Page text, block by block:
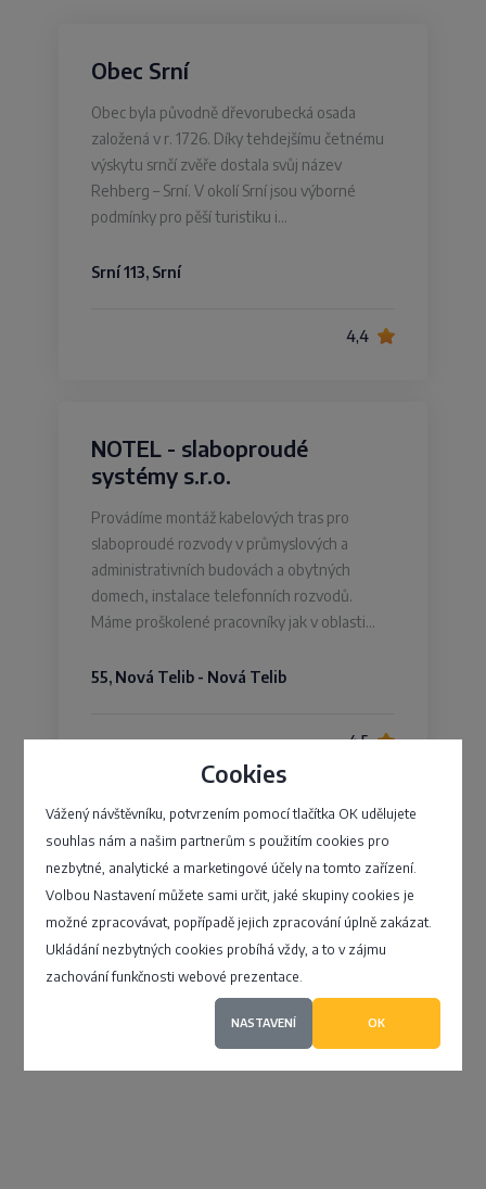
Cookies
Vážený návštěvníku, potvrzením pomocí tlačítka OK udělujete
souhlas nám a našim partnerům s použitím cookies pro
nezbytné, analytické a marketingové účely na tomto zařízení.
Volbou Nastavení můžete sami určit, jaké skupiny cookies je
možné zpracovávat, popřípadě jejich zpracování úplně zakázat.
Ukládání nezbytných cookies probíhá vždy, a to v zájmu
zachování funkčnosti webové prezentace.
NASTAVENÍ OK
Obec Srní
Obec byla původně dřevorubecká osada
založená v r. 1726. Díky tehdejšímu četnému
výskytu srnčí zvěře dostala svůj název
Rehberg – Srní. V okolí Srní jsou výborné
podmínky pro pěší turistiku i…
Srní 113, Srní
4,4
NOTEL - slaboproudé
systémy s.r.o.
Provádíme montáž kabelových tras pro
slaboproudé rozvody v průmyslových a
administrativních budovách a obytných
domech, instalace telefonních rozvodů.
Máme proškolené pracovníky jak v oblasti…
55, Nová Telib - Nová Telib
4,5
Richard Maršálek
Rokytova 2668/22, Brno - Židenice